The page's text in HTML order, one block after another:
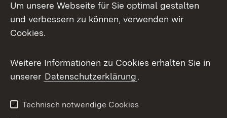
Mastodon
Messenger
Social Wall
X / Twitter
Youtube
Um unsere Webseite für Sie optimal gestalten
und verbessern zu können, verwenden wir
Cookies.
Weitere Informationen zu Cookies erhalten Sie in
unserer Datenschutzerklärung.
Technisch notwendige Cookies